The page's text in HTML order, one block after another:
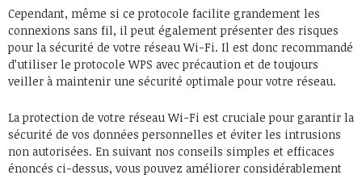
Cependant, même si ce protocole facilite grandement les
connexions sans fil, il peut également présenter des risques
pour la sécurité de votre réseau Wi-Fi. Il est donc recommandé
d’utiliser le protocole WPS avec précaution et de toujours
veiller à maintenir une sécurité optimale pour votre réseau.
La protection de votre réseau Wi-Fi est cruciale pour garantir la
sécurité de vos données personnelles et éviter les intrusions
non autorisées. En suivant nos conseils simples et efficaces
énoncés ci-dessus, vous pouvez améliorer considérablement